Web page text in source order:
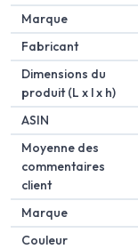
Marque
Fabricant
Dimensions du
produit (L x l x h)
ASIN
Moyenne des
commentaires
client
Marque
Couleur